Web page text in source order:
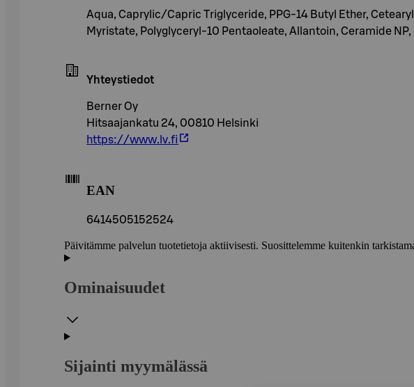
Aqua, Caprylic/Capric Triglyceride, PPG-14 Butyl Ether,
Myristate, Polyglyceryl-10 Pentaoleate, Allantoin, Ceramide
Yhteystiedot
Berner Oy
Hitsaajankatu 24, 00810 Helsinki
https://www.lv.fi
EAN
6414505152524
Päivitämme palvelun tuotetietoja aktiivisesti. Suosittelemme kuitenkin
Ominaisuudet
Sijainti myymälässä